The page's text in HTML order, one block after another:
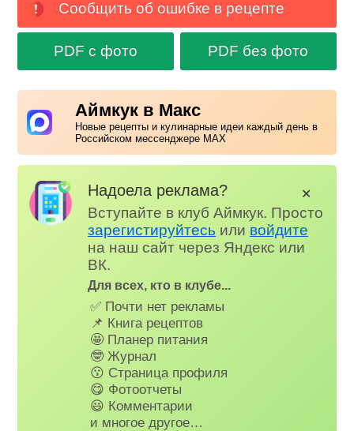
Сообщить об ошибке в рецепте
PDF с фото PDF без фото
Аймкук в Макс
Новые рецепты и кулинарные идеи каждый день в
Российском мессенджере MAX
Надоела реклама?
Вступайте в клуб Аймкук. Просто
зарегистируйтесь или войдите
на наш сайт через Яндекс или
ВК.
Для всех, кто в клубе...
✅ Почти нет рекламы
📌 Книга рецептов
🤩 Планер питания
🤓 Журнал
😗 Страница профиля
😋 Фотоотчеты
😃 Комментарии
и многое другое…
✕